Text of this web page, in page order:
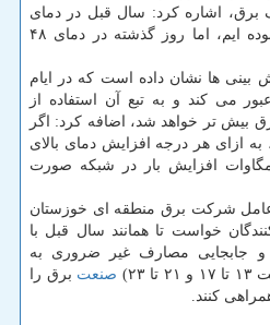
برق، اشاره كرد: سال قبل در دمای
۵۰ درجه شاهد پیك مصرف بوده ایم، اما روز گذشته در دمای ۴۸
بینی ها نشان داده است كه در ایام
از ۵۰ درجه عبور می كند و به تبع آن استفاده از
تر خواهد شد، اضافه كرد: اگر
ازای هر درجه افزایش دمای بالای
درجه سانتی گراد، ۲۵۰ مگاوات افزایش بار در شبكه صورت
شركت برق منطقه ای خوزستان
خواست تا همانند سال قبل با
و جابجایی مصارف غیر ضروری به
صنعت برق را